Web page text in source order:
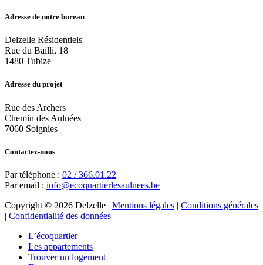
Adresse de notre bureau
Delzelle Résidentiels
Rue du Bailli, 18
1480 Tubize
Adresse du projet
Rue des Archers
Chemin des Aulnées
7060 Soignies
Contactez-nous
Par téléphone : 02 / 366.01.22
Par email : info@ecoquartierlesaulnees.be
Copyright © 2026 Delzelle | Mentions légales | Conditions générales
| Confidentialité des données
L’écoquartier
Les appartements
Trouver un logement